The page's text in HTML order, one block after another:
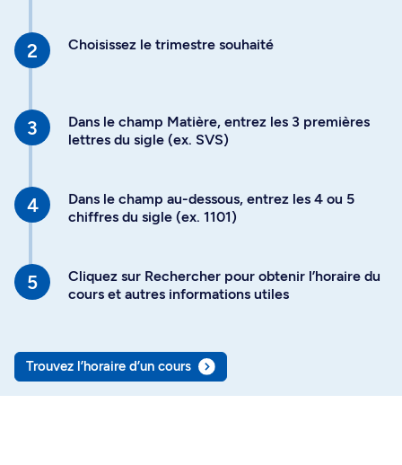
Choisissez le trimestre souhaité
Dans le champ Matière, entrez les 3 premières
lettres du sigle (ex. SVS)
Dans le champ au-dessous, entrez les 4 ou 5
chiffres du sigle (ex. 1101)
Cliquez sur Rechercher pour obtenir l’horaire du
cours et autres informations utiles
Trouvez l’horaire d’un cours